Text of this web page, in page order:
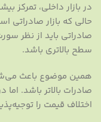
در بازار داخلی، تمرکز
حالی که بازار صادراتی
صادراتی باید از نظر
سطح بالاتری باشد.
همین موضوع باعث
صادرات بالاتر باشد.
اختلاف قیمت را